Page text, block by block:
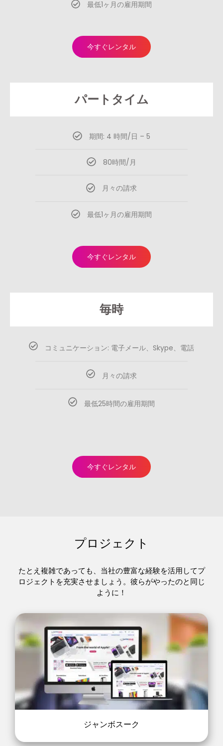
最低1ヶ月の雇用期間
今すぐレンタル
パートタイム
期間: 4 時間/日 – 5
80時間/月
月々の請求
最低1ヶ月の雇用期間
今すぐレンタル
毎時
コミュニケーション: 電子メール、Skype、電話
月々の請求
最低25時間の雇用期間
今すぐレンタル
プロジェクト
たとえ複雑であっても、当社の豊富な経験を活用してプ
ロジェクトを充実させましょう。彼らがやったのと同じ
ように！
ジャンボスーク